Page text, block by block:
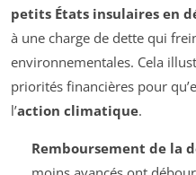
petits États insulaires en
à une charge de dette qui
environnementales. Cela
priorités financières pour
l’action climatique.
Remboursement de la